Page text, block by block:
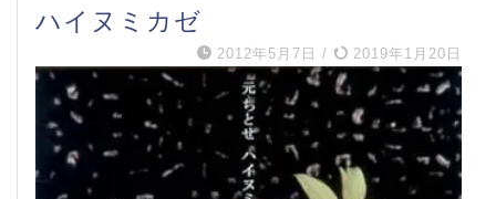
ハイヌミカゼ
2012年5月7日 / 2019年1月20日